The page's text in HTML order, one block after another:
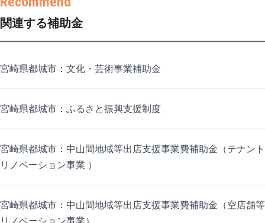
関連する補助金
宮崎県都城市：文化・芸術事業補助金
宮崎県都城市：ふるさと振興支援制度
宮崎県都城市：中山間地域等出店支援事業費補助金（テナント
リノベーション事業 ）
宮崎県都城市：中山間地域等出店支援事業費補助金（空店舗等
リノベーション事業）